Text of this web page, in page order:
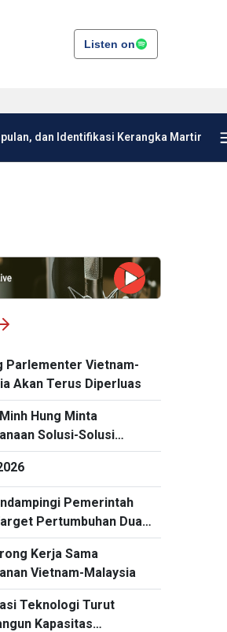
Listen on
dan Identifikasi Kerangka Martir
Parlementer Vietnam-
Akan Terus Diperluas
Hung Minta
Solusi-Solusi
Keamanan Siber
dan Sinkron
Pemerintah
Pertumbuhan Dua
Kerja Sama
Vietnam-Malaysia
Teknologi Turut
Kapasitas